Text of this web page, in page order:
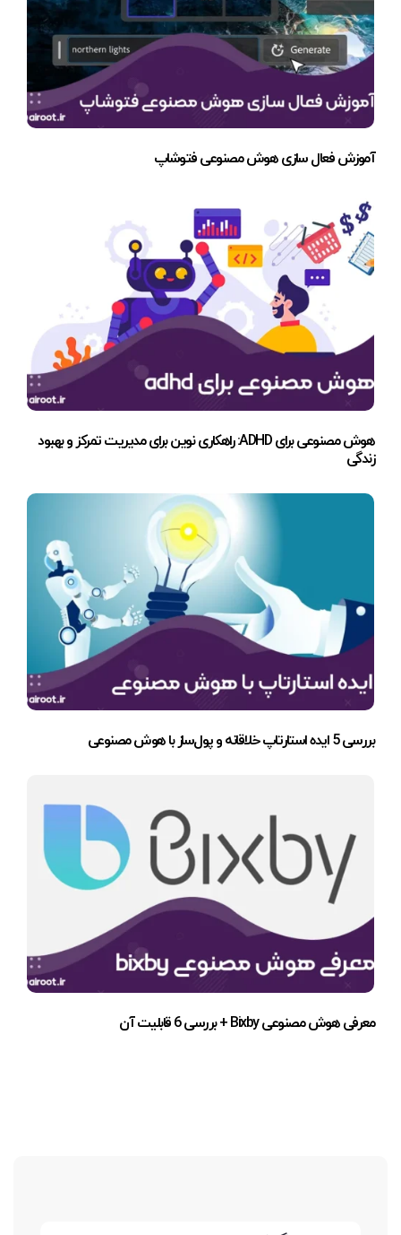
آموزش فعال سازی هوش مصنوعی فتوشاپ
هوش مصنوعی برای ADHD: راهکاری نوین برای مدیریت تمرکز و بهبود
زندگی
بررسی 5 ایده استارتاپ خلاقانه و پول‌ساز با هوش مصنوعی
معرفی هوش مصنوعی Bixby + بررسی 6 قابلیت آن